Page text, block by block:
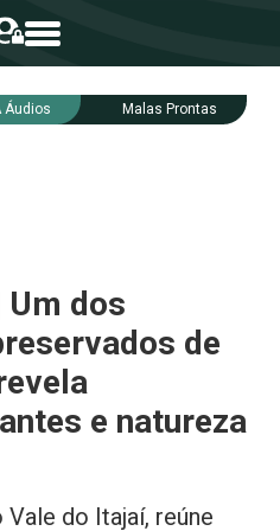
Áudios Malas Prontas
dos
de
e natureza
do Itajaí, reúne